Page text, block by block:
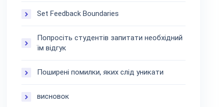
Set Feedback Boundaries
Попросіть студентів запитати необхідний
їм відгук
Поширені помилки, яких слід уникати
висновок